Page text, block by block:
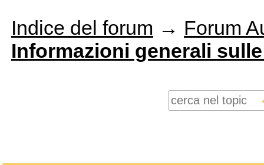
Indice del forum → Forum
Informazioni generali